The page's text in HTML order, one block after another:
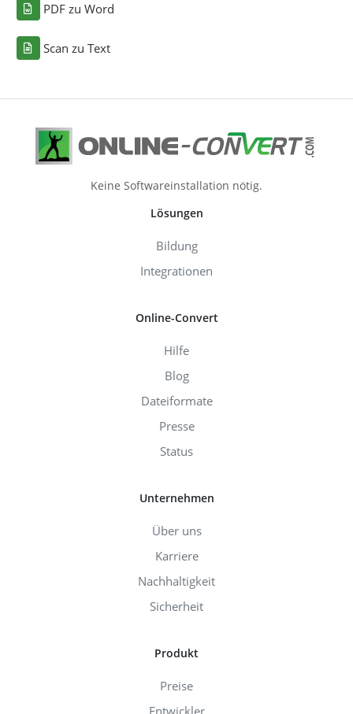
PDF zu Word
Scan zu Text
Keine Softwareinstallation nötig.
Lösungen
Bildung
Integrationen
Online-Convert
Hilfe
Blog
Dateiformate
Presse
Status
Unternehmen
Über uns
Karriere
Nachhaltigkeit
Sicherheit
Produkt
Preise